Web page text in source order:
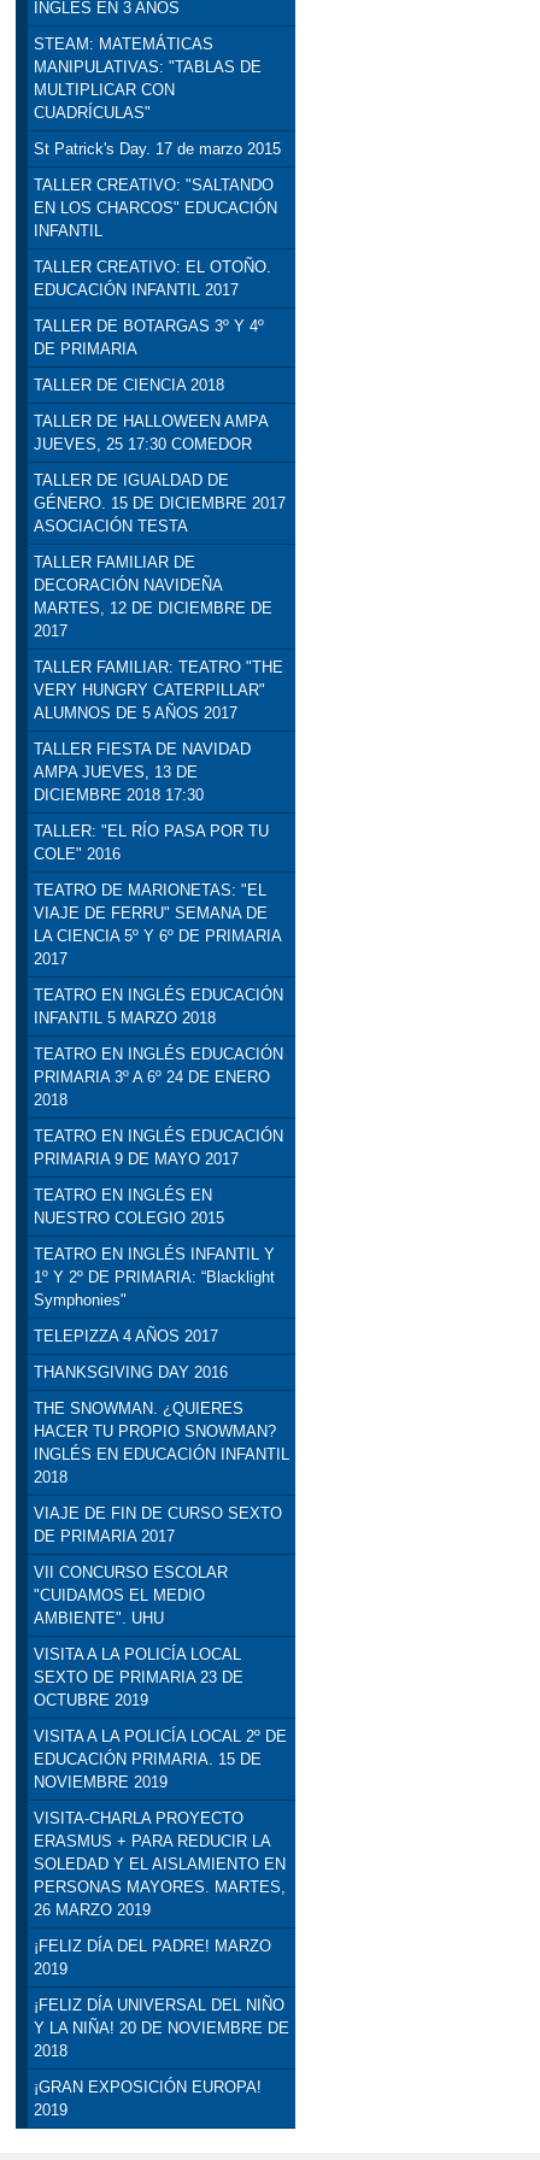
INGLÉS EN 3 AÑOS
STEAM: MATEMÁTICAS
MANIPULATIVAS: "TABLAS DE
MULTIPLICAR CON
CUADRÍCULAS"
St Patrick's Day. 17 de marzo 2015
TALLER CREATIVO: "SALTANDO
EN LOS CHARCOS" EDUCACIÓN
INFANTIL
TALLER CREATIVO: EL OTOÑO.
EDUCACIÓN INFANTIL 2017
TALLER DE BOTARGAS 3º Y 4º
DE PRIMARIA
TALLER DE CIENCIA 2018
TALLER DE HALLOWEEN AMPA
JUEVES, 25 17:30 COMEDOR
TALLER DE IGUALDAD DE
GÉNERO. 15 DE DICIEMBRE 2017
ASOCIACIÓN TESTA
TALLER FAMILIAR DE
DECORACIÓN NAVIDEÑA
MARTES, 12 DE DICIEMBRE DE
2017
TALLER FAMILIAR: TEATRO "THE
VERY HUNGRY CATERPILLAR"
ALUMNOS DE 5 AÑOS 2017
TALLER FIESTA DE NAVIDAD
AMPA JUEVES, 13 DE
DICIEMBRE 2018 17:30
TALLER: "EL RÍO PASA POR TU
COLE" 2016
TEATRO DE MARIONETAS: "EL
VIAJE DE FERRU" SEMANA DE
LA CIENCIA 5º Y 6º DE PRIMARIA
2017
TEATRO EN INGLÉS EDUCACIÓN
INFANTIL 5 MARZO 2018
TEATRO EN INGLÉS EDUCACIÓN
PRIMARIA 3º A 6º 24 DE ENERO
2018
TEATRO EN INGLÉS EDUCACIÓN
PRIMARIA 9 DE MAYO 2017
TEATRO EN INGLÉS EN
NUESTRO COLEGIO 2015
TEATRO EN INGLÉS INFANTIL Y
1º Y 2º DE PRIMARIA: “Blacklight
Symphonies"
TELEPIZZA 4 AÑOS 2017
THANKSGIVING DAY 2016
THE SNOWMAN. ¿QUIERES
HACER TU PROPIO SNOWMAN?
INGLÉS EN EDUCACIÓN INFANTIL
2018
VIAJE DE FIN DE CURSO SEXTO
DE PRIMARIA 2017
VII CONCURSO ESCOLAR
"CUIDAMOS EL MEDIO
AMBIENTE". UHU
VISITA A LA POLICÍA LOCAL
SEXTO DE PRIMARIA 23 DE
OCTUBRE 2019
VISITA A LA POLICÍA LOCAL 2º DE
EDUCACIÓN PRIMARIA. 15 DE
NOVIEMBRE 2019
VISITA-CHARLA PROYECTO
ERASMUS + PARA REDUCIR LA
SOLEDAD Y EL AISLAMIENTO EN
PERSONAS MAYORES. MARTES,
26 MARZO 2019
¡FELIZ DÍA DEL PADRE! MARZO
2019
¡FELIZ DÍA UNIVERSAL DEL NIÑO
Y LA NIÑA! 20 DE NOVIEMBRE DE
2018
¡GRAN EXPOSICIÓN EUROPA!
2019